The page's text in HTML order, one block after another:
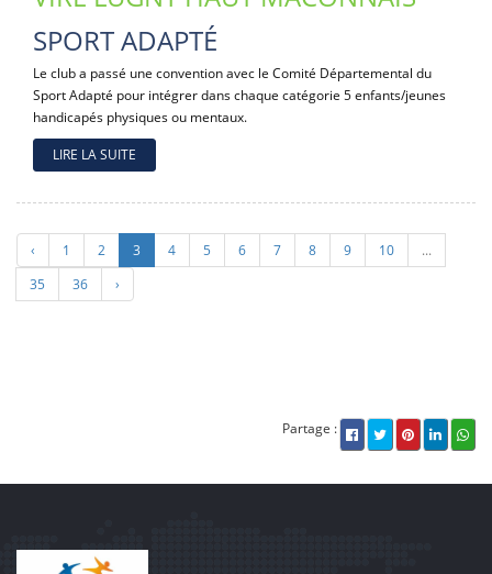
SPORT ADAPTÉ
Le club a passé une convention avec le Comité Départemental du
Sport Adapté pour intégrer dans chaque catégorie 5 enfants/jeunes
handicapés physiques ou mentaux.
LIRE LA SUITE
‹ 1 2 3 4 5 6 7 8 9 10
...
35
36 ›
Partage :